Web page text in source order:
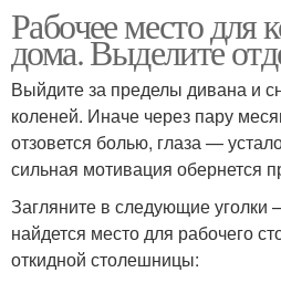
Рабочее место для
дома. Выделите
Выйдите за пределы дивана и
коленей. Иначе через пару
отзовется болью, глаза —
сильная мотивация обернется
Загляните в следующие уголки
найдется место для рабочего
откидной столешницы: